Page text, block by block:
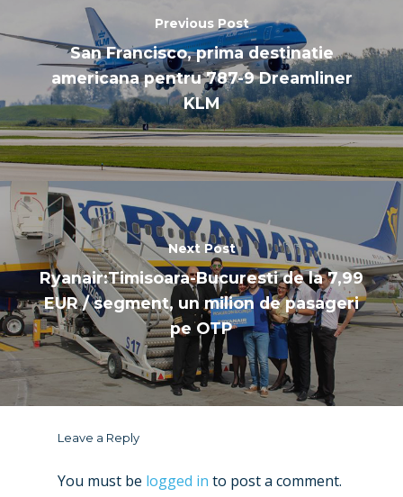
Previous Post
San Francisco, prima destinatie
americana pentru 787-9 Dreamliner
KLM
Next Post
Ryanair:Timisoara-Bucuresti de la 7,99
EUR / segment, un milion de pasageri
pe OTP
Leave a Reply
You must be logged in to post a comment.